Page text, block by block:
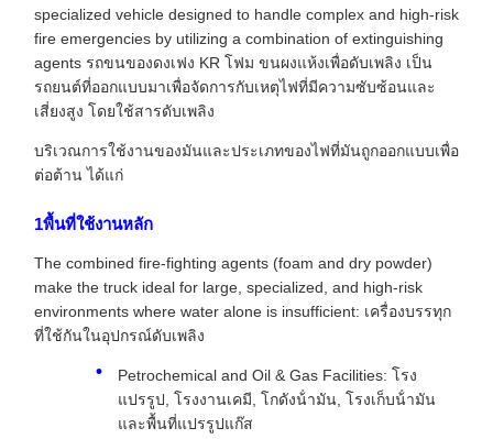
specialized vehicle designed to handle complex and high-risk
fire emergencies by utilizing a combination of extinguishing
agents รถขนของดงเฟง KR โฟม ขนผงแห้งเพื่อดับเพลิง เป็น
รถยนต์ที่ออกแบบมาเพื่อจัดการกับเหตุไฟที่มีความซับซ้อนและ
เสี่ยงสูง โดยใช้สารดับเพลิง
บริเวณการใช้งานของมันและประเภทของไฟที่มันถูกออกแบบเพื่อ
ต่อต้าน ได้แก่
1พื้นที่ใช้งานหลัก
The combined fire-fighting agents (foam and dry powder)
make the truck ideal for large, specialized, and high-risk
environments where water alone is insufficient: เครื่องบรรทุก
ที่ใช้กันในอุปกรณ์ดับเพลิง
Petrochemical and Oil & Gas Facilities: โรง
แปรรูป, โรงงานเคมี, โกดังน้ํามัน, โรงเก็บน้ํามัน
และพื้นที่แปรรูปแก๊ส